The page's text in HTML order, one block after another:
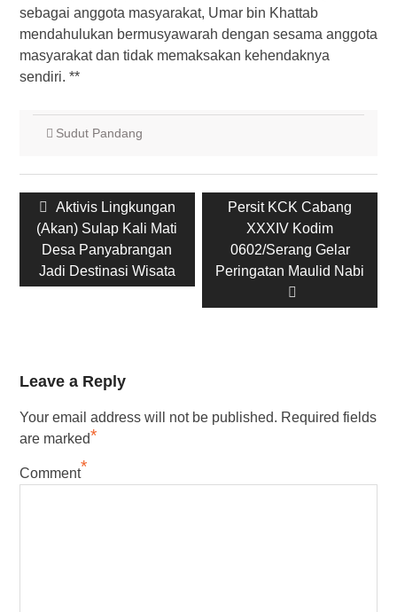
sebagai anggota masyarakat, Umar bin Khattab
mendahulukan bermusyawarah dengan sesama anggota
masyarakat dan tidak memaksakan kehendaknya
sendiri. **
Sudut Pandang
Post
navigation
Previous
post:
Aktivis Lingkungan
(Akan) Sulap Kali Mati
Desa Panyabrangan
Jadi Destinasi Wisata
Next
post:
Persit KCK Cabang
XXXIV Kodim
0602/Serang Gelar
Peringatan Maulid Nabi
Leave a Reply
Your email address will not be published. Required fields
are marked*
Comment*